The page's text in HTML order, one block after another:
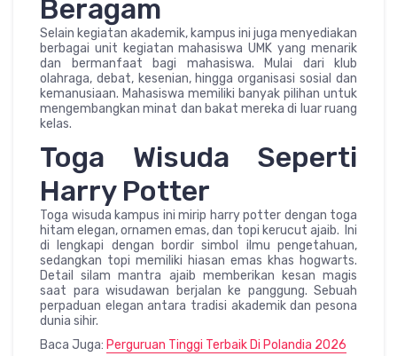
Beragam
Selain kegiatan akademik, kampus ini juga menyediakan
berbagai unit kegiatan mahasiswa UMK yang menarik
dan bermanfaat bagi mahasiswa. Mulai dari klub
olahraga, debat, kesenian, hingga organisasi sosial dan
kemanusiaan. Mahasiswa memiliki banyak pilihan untuk
mengembangkan minat dan bakat mereka di luar ruang
kelas.
Toga Wisuda Seperti
Harry Potter
Toga wisuda kampus ini mirip harry potter dengan toga
hitam elegan, ornamen emas, dan topi kerucut ajaib. Ini
di lengkapi dengan bordir simbol ilmu pengetahuan,
sedangkan topi memiliki hiasan emas khas hogwarts.
Detail silam mantra ajaib memberikan kesan magis
saat para wisudawan berjalan ke panggung. Sebuah
perpaduan elegan antara tradisi akademik dan pesona
dunia sihir.
Baca Juga: Perguruan Tinggi Terbaik Di Polandia 2026